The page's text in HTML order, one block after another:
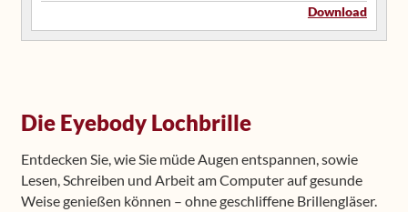
Download
Die Eyebody Lochbrille
Entdecken Sie, wie Sie müde Augen entspannen, sowie
Lesen, Schreiben und Arbeit am Computer auf gesunde
Weise genießen können – ohne geschliffene Brillengläser.